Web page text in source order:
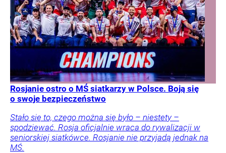
Rosjanie ostro o MŚ siatkarzy w Polsce. Boją się
o swoje bezpieczeństwo
Stało się to, czego można się było – niestety –
spodziewać. Rosja oficjalnie wraca do rywalizacji w
seniorskiej siatkówce. Rosjanie nie przyjadą jednak na
MŚ.